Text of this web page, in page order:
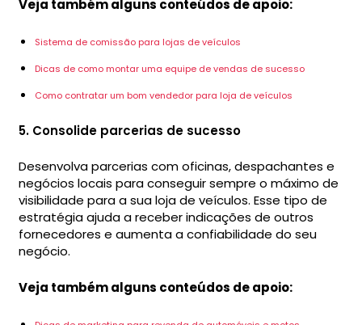
Veja também alguns conteúdos de apoio:
Sistema de comissão para lojas de veículos
Dicas de como montar uma equipe de vendas de sucesso
Como contratar um bom vendedor para loja de veículos
5. Consolide parcerias de sucesso
Desenvolva parcerias com oficinas, despachantes e
negócios locais para conseguir sempre o máximo de
visibilidade para a sua loja de veículos. Esse tipo de
estratégia ajuda a receber indicações de outros
fornecedores e aumenta a confiabilidade do seu
negócio.
Veja também alguns conteúdos de apoio: